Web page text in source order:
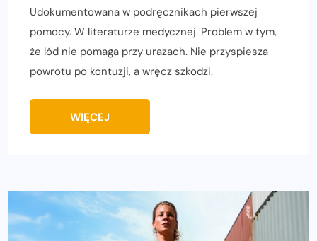
Udokumentowana w podręcznikach pierwszej
pomocy. W literaturze medycznej. Problem w tym,
że lód nie pomaga przy urazach. Nie przyspiesza
powrotu po kontuzji, a wręcz szkodzi.
WIĘCEJ